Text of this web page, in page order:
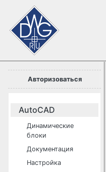
Авторизоваться
AutoCAD
Динамические
блоки
Документация
Настройка